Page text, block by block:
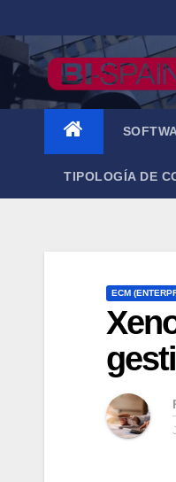
al
contenido
TIPOLOGÍA DE
ECM